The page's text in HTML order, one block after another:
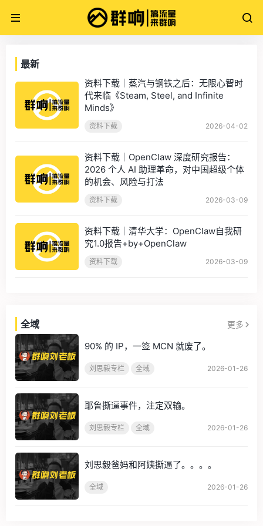
最新
资料下载｜蒸汽与钢铁之后：无限心智时
代来临《Steam, Steel, and Infinite
Minds》
资料下载 2026-04-02
资料下载｜OpenClaw 深度研究报告：
2026 个人 AI 助理革命，对中国超级个体
的机会、风险与打法
资料下载 2026-03-09
资料下载｜清华大学：OpenClaw自我研
究1.0报告+by+OpenClaw
资料下载 2026-03-09
全域 更多keyboard_arrow_right
90% 的 IP，一签 MCN 就废了。
刘思毅专栏 全域 2026-01-26
耶鲁撕逼事件，注定双输。
刘思毅专栏 全域 2026-01-26
刘思毅爸妈和阿姨撕逼了。。。。
全域 2026-01-26